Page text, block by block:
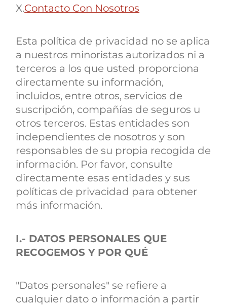
X.Contacto Con Nosotros
Esta política de privacidad no se aplica
a nuestros minoristas autorizados ni a
terceros a los que usted proporciona
directamente su información,
incluidos, entre otros, servicios de
suscripción, compañías de seguros u
otros terceros. Estas entidades son
independientes de nosotros y son
responsables de su propia recogida de
información. Por favor, consulte
directamente esas entidades y sus
políticas de privacidad para obtener
más información.
I.- DATOS PERSONALES QUE
RECOGEMOS Y POR QUÉ
"Datos personales" se refiere a
cualquier dato o información a partir